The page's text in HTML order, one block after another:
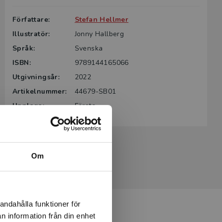
Om
funktioner för
information från din enhet
Författare:
Stefan Hellmer
Illustratör:
Jonny Hallberg
Språk:
Svenska
ISBN:
9789144165066
Utgivningsår:
2022
Artikelnummer:
44679-SB01
Upplaga:
Första